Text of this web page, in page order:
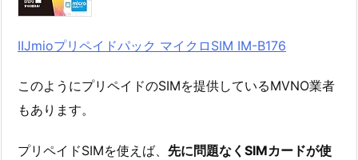
IIJmioプリペイドパック マイクロSIM IM-B176
このようにプリペイドのSIMを提供しているMVNO業者
もあります。
プリペイドSIMを使えば、 先に問題なくSIMカードが使